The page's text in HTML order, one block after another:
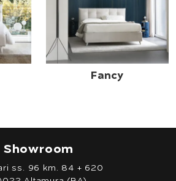
Fancy
Showroom
ss. 96 km. 84 + 620